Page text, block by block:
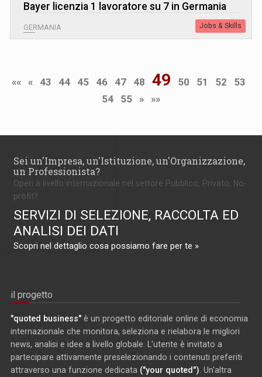
Bayer licenzia 1 lavoratore su 7 in Germania
GERMANIA Jobs & Skills
«« « 43 44 45 46 47 48 49 50 51 52
53
54
55 » »»
Sei un'Impresa, un'Istituzione, un'Organizzazione,
un Professionista?
Operi a livello internazionale nel settore Pubblico, Privato, No-
profit?
SERVIZI DI SELEZIONE, RACCOLTA ED
ANALISI DEI DATI
Scopri nel dettaglio cosa possiamo fare per te »
il progetto
"quoted business" è un progetto editoriale online di economia
internazionale che monitora, seleziona e rielabora le migliori
news, analisi e idee a livello globale. L'utente è invitato a
partecipare attivamente preselezionando i contenuti preferiti
attraverso una funzione dedicata ("your quoted") . Un'altra